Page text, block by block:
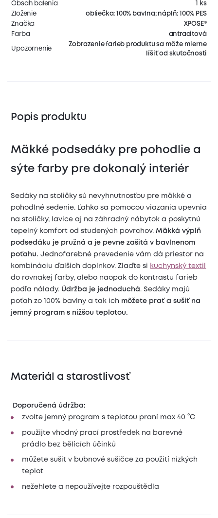
Obsah balenia
1 ks
Zloženie
obliečka: 100% bavlna; náplň: 100% PES
Značka
XPOSE®
Farba
antracitová
Upozornenie
Zobrazenie farieb produktu sa môže mierne
líšiť od skutočnosti
Popis produktu
Mäkké podsedáky pre pohodlie a
sýte farby pre dokonalý interiér
Sedáky na stoličky sú nevyhnutnosťou pre mäkké a
pohodlné sedenie. Ľahko sa pomocou viazania upevnia
na stoličky, lavice aj na záhradný nábytok a poskytnú
tepelný komfort od studených povrchov.Mäkká výplň
podsedáku je pružná a je pevne zašitá v bavlnenom
poťahu. Jednofarebné prevedenie vám dá priestor na
kombináciu ďalších doplnkov. Zlaďte si kuchynský textil
do rovnakej farby, alebo naopak do kontrastu farieb
podľa nálady. Údržba je jednoduchá. Sedáky majú
poťah zo 100% bavlny a tak ich môžete prať a sušiť na
jemný program s nižšou teplotou.
Materiál a starostlivosť
Doporučená údržba:
zvolte jemný program s teplotou praní max 40 °C
použijte vhodný prací prostředek na barevné
prádlo bez bělících účinků
můžete sušit v bubnové sušičce za použití nízkých
teplot
nežehlete a nepoužívejte rozpouštědla